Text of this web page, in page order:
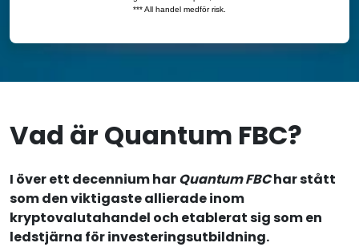
Vad är Quantum FBC?
I över ett decennium harQuantum FBChar stått
som den viktigaste allierade inom
kryptovalutahandel och etablerat sig som en
ledstjärna för investeringsutbildning.